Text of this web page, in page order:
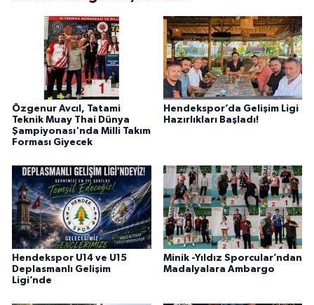
Özgenur Avcıl, Tatami
Teknik Muay Thai Dünya
Şampiyonası'nda Milli Takım
Forması Giyecek
Hendekspor’da Gelişim Ligi
Hazırlıkları Başladı!
Hendekspor U14 ve U15
Deplasmanlı Gelişim
Ligi’nde
Minik -Yıldız Sporcular’ndan
Madalyalara Ambargo